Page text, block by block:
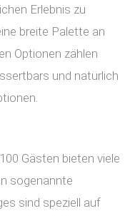
Erlebnis zu
breite Palette an
Optionen zählen
und natürlich
Gästen bieten viele
sogenannte
sind speziell auf